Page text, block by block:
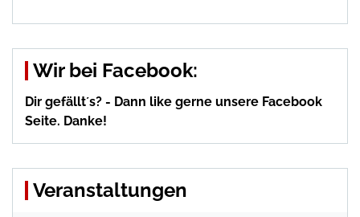
Wir bei Facebook:
Dir gefällt´s? - Dann like gerne unsere Facebook
Seite. Danke!
Veranstaltungen